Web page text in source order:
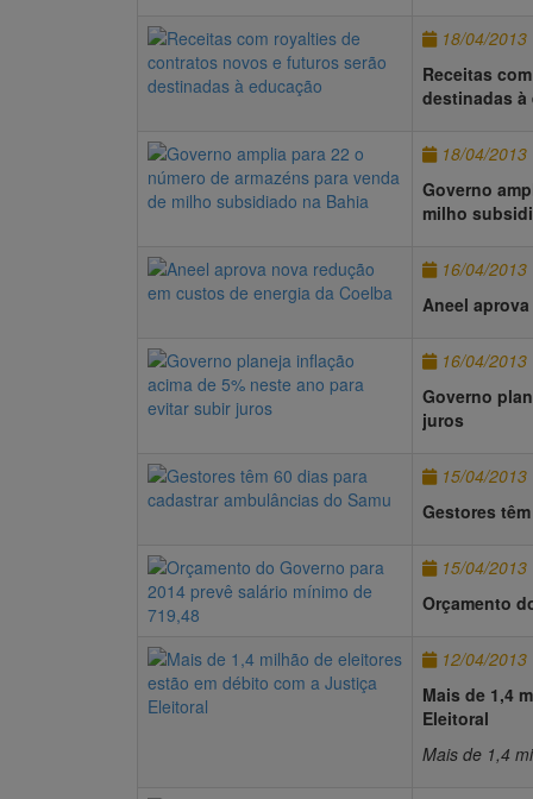
18/04/2013
Receitas
destinadas à
18/04/2013
Governo
milho
16/04/2013
Aneel
16/04/2013
Governo
juros
15/04/2013
Gestores
15/04/2013
Orçamento
12/04/2013
Mais de 1,4
Eleitoral
Mais de 1,4